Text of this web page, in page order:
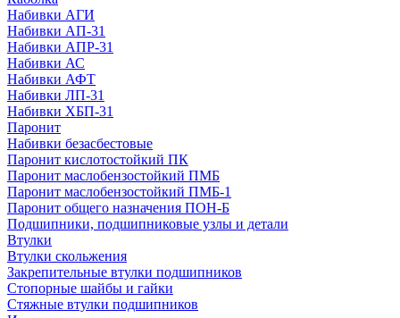
Набивки АГИ
Набивки АП-31
Набивки АПР-31
Набивки АС
Набивки АФТ
Набивки ЛП-31
Набивки ХБП-31
Паронит
Набивки безасбестовые
Паронит кислотостойкий ПК
Паронит маслобензостойкий ПМБ
Паронит маслобензостойкий ПМБ-1
Паронит общего назначения ПОН-Б
Подшипники, подшипниковые узлы и детали
Втулки
Втулки скольжения
Закрепительные втулки подшипников
Стопорные шайбы и гайки
Стяжные втулки подшипников